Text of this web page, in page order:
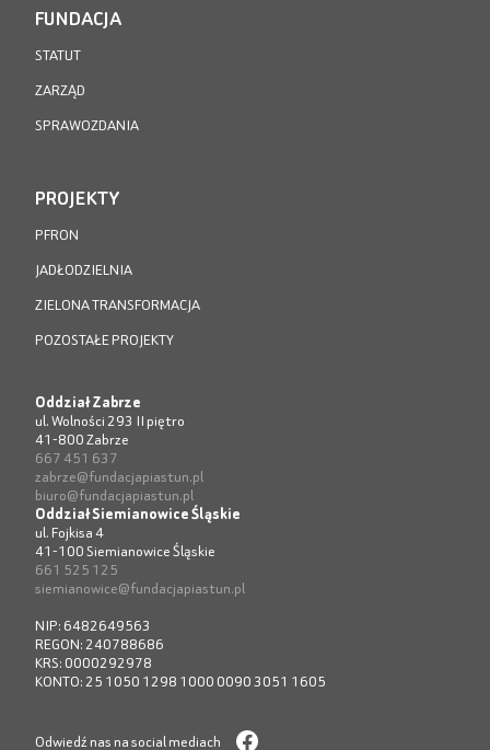
FUNDACJA
STATUT
ZARZĄD
SPRAWOZDANIA
PROJEKTY
PFRON
JADŁODZIELNIA
ZIELONA TRANSFORMACJA
POZOSTAŁE PROJEKTY
Oddział Zabrze
ul. Wolności 293 II piętro
41-800 Zabrze
667 451 637
zabrze@fundacjapiastun.pl
biuro@fundacjapiastun.pl
Oddział Siemianowice Śląskie
ul. Fojkisa 4
41-100 Siemianowice Śląskie
661 525 125
siemianowice@fundacjapiastun.pl
NIP: 6482649563
REGON: 240788686
KRS: 0000292978
KONTO: 25 1050 1298 1000 0090 3051 1605
Odwiedź nas na social mediach